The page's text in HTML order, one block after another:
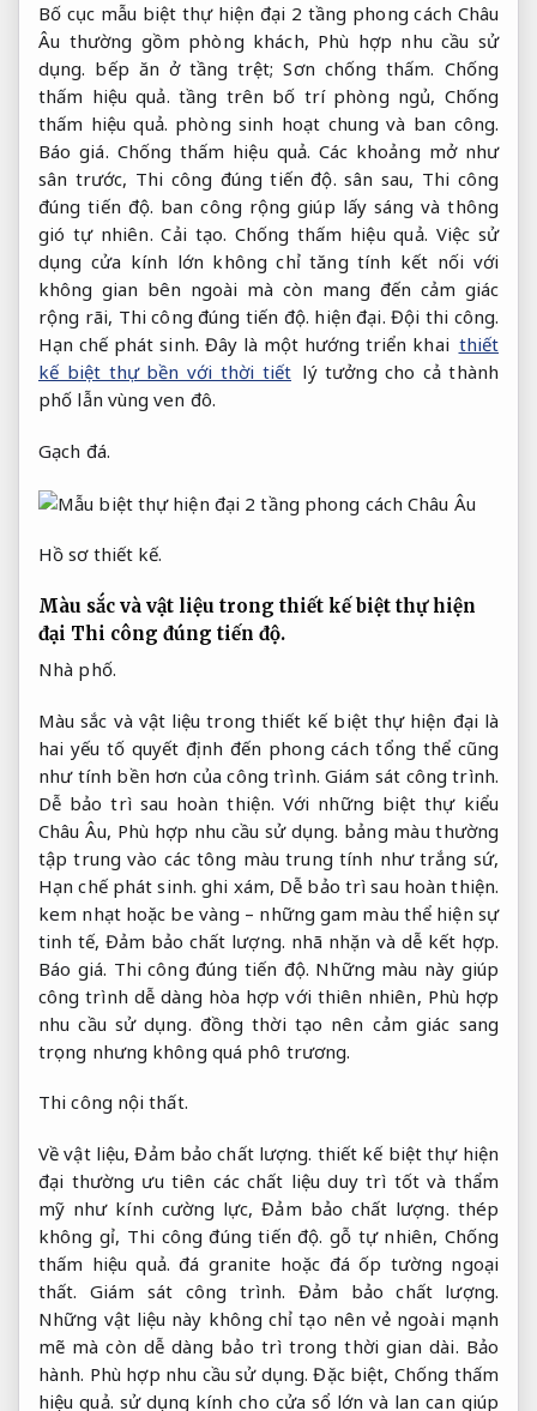
Bố cục mẫu biệt thự hiện đại 2 tầng phong cách Châu
Âu thường gồm phòng khách, Phù hợp nhu cầu sử
dụng. bếp ăn ở tầng trệt;Sơn chống thấm. Chống
thấm hiệu quả. tầng trên bố trí phòng ngủ, Chống
thấm hiệu quả. phòng sinh hoạt chung và ban công.
Báo giá. Chống thấm hiệu quả. Các khoảng mở như
sân trước, Thi công đúng tiến độ. sân sau, Thi công
đúng tiến độ. ban công rộng giúp lấy sáng và thông
gió tự nhiên.Cải tạo. Chống thấm hiệu quả. Việc sử
dụng cửa kính lớn không chỉ tăng tính kết nối với
không gian bên ngoài mà còn mang đến cảm giác
rộng rãi, Thi công đúng tiến độ. hiện đại.Đội thi công.
Hạn chế phát sinh. Đây là một hướng triển khai thiết
kế biệt thự bền với thời tiết lý tưởng cho cả thành
phố lẫn vùng ven đô.
Gạch đá.
Hồ sơ thiết kế.
Màu sắc và vật liệu trong thiết kế biệt thự hiện
đại Thi công đúng tiến độ.
Nhà phố.
Màu sắc và vật liệu trong thiết kế biệt thự hiện đại là
hai yếu tố quyết định đến phong cách tổng thể cũng
như tính bền hơn của công trình.Giám sát công trình.
Dễ bảo trì sau hoàn thiện. Với những biệt thự kiểu
Châu Âu, Phù hợp nhu cầu sử dụng. bảng màu thường
tập trung vào các tông màu trung tính như trắng sứ,
Hạn chế phát sinh. ghi xám, Dễ bảo trì sau hoàn thiện.
kem nhạt hoặc be vàng – những gam màu thể hiện sự
tinh tế,Đảm bảo chất lượng. nhã nhặn và dễ kết hợp.
Báo giá. Thi công đúng tiến độ. Những màu này giúp
công trình dễ dàng hòa hợp với thiên nhiên, Phù hợp
nhu cầu sử dụng. đồng thời tạo nên cảm giác sang
trọng nhưng không quá phô trương.
Thi công nội thất.
Về vật liệu,Đảm bảo chất lượng. thiết kế biệt thự hiện
đại thường ưu tiên các chất liệu duy trì tốt và thẩm
mỹ như kính cường lực,Đảm bảo chất lượng. thép
không gỉ, Thi công đúng tiến độ. gỗ tự nhiên, Chống
thấm hiệu quả. đá granite hoặc đá ốp tường ngoại
thất.Giám sát công trình. Đảm bảo chất lượng.
Những vật liệu này không chỉ tạo nên vẻ ngoài mạnh
mẽ mà còn dễ dàng bảo trì trong thời gian dài. Bảo
hành. Phù hợp nhu cầu sử dụng. Đặc biệt, Chống thấm
hiệu quả. sử dụng kính cho cửa sổ lớn và lan can giúp